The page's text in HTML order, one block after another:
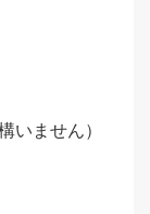
いません）